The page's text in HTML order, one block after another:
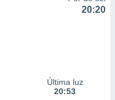
20:20
Última luz
20:53